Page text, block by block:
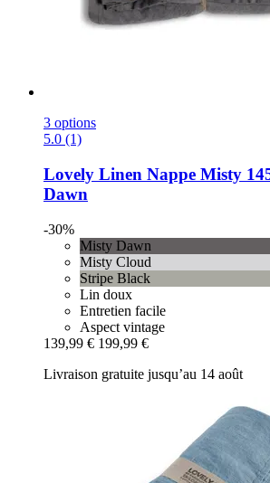
3 options
5.0 (1)
Lovely Linen Nappe Misty
Dawn
-30%
Misty Dawn
Misty Cloud
Stripe Black
Lin doux
Entretien facile
Aspect vintage
139,99 € 199,99 €
Livraison gratuite jusqu’au 14 août